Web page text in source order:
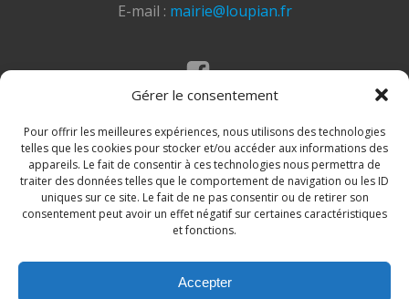
Gérer le consentement
Pour offrir les meilleures expériences, nous utilisons des technologies
telles que les cookies pour stocker et/ou accéder aux informations des
appareils. Le fait de consentir à ces technologies nous permettra de
traiter des données telles que le comportement de navigation ou les ID
uniques sur ce site. Le fait de ne pas consentir ou de retirer son
consentement peut avoir un effet négatif sur certaines caractéristiques
et fonctions.
Accepter
E-mail : mairie@loupian.fr